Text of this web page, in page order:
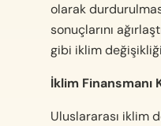
olarak
sonuçlarını
gibi iklim
İklim Finansmanı
Uluslararası iklim